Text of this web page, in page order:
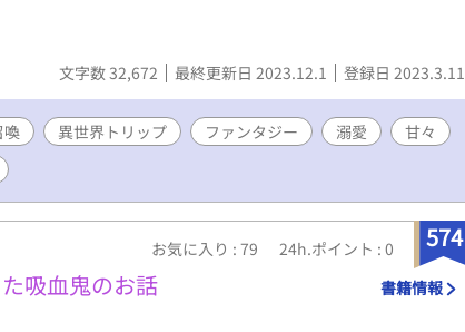
文字数 32,672 最終更新日 2023.12.1 登録日 2023.3.11
喚 異世界トリップ ファンタジー 溺愛
甘々
574
お気に入り : 79 24h.ポイント : 0
吸血鬼のお話 書籍情報